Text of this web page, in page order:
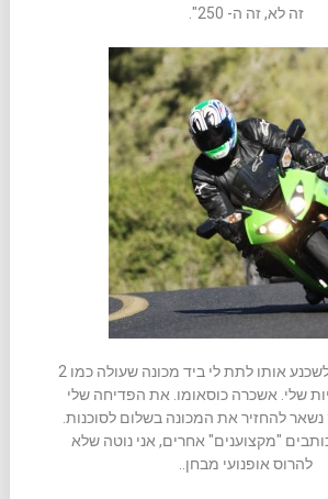
זה לא, זה ה- 250".
אופס. דרך טובה לשכנע אותו לתת לי ביד מכונה שעולה כמו 2
שלי. אשכרה כוסאומו. את הפדיחה שלי
נשאר להחזיר את המכונה בשלום לסוכנות.
"מקצוענים" אחרים, אני נוטה שלא
להרוס אופנועי מבחן..